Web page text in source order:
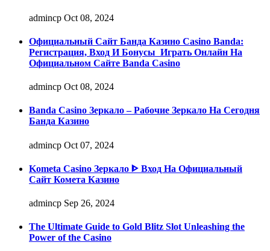
admincp Oct 08, 2024
Официальный Сайт Банда Казино Casino Banda:
Регистрация, Вход И Бонусы ️ Играть Онлайн На
Официальном Сайте Banda Casino
admincp Oct 08, 2024
Banda Casino Зеркало – Рабочие Зеркало На Сегодня
Банда Казино
admincp Oct 07, 2024
Kometa Casino Зеркало ᐈ Вход На Официальный
Сайт Комета Казино
admincp Sep 26, 2024
The Ultimate Guide to Gold Blitz Slot Unleashing the
Power of the Casino